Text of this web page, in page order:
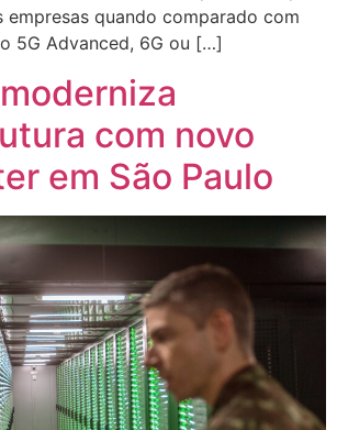
empresas quando comparado com
5G Advanced, 6G ou […]
com novo
em São Paulo